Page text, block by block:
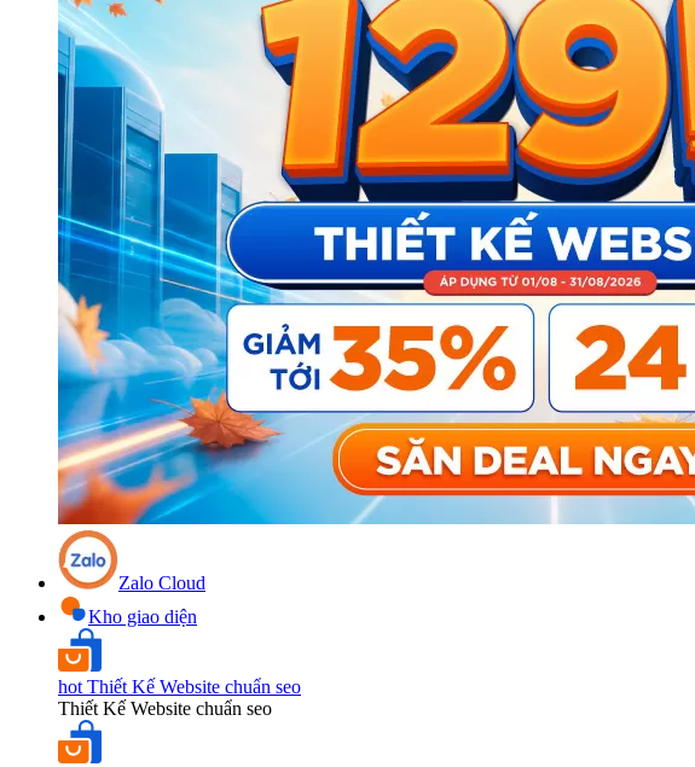
Zalo Cloud
Kho giao diện
hot Thiết Kế Website chuẩn seo
Thiết Kế Website chuẩn seo